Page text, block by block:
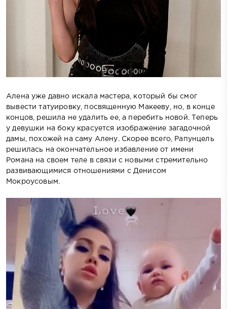
Алена уже давно искала мастера, который бы смог
вывести татуировку, посвященную Макееву, но, в конце
концов, решила не удалить ее, а перебить новой. Теперь
у девушки на боку красуется изображение загадочной
дамы, похожей на саму Алену. Скорее всего, Рапунцель
решилась на окончательное избавление от имени
Романа на своем теле в связи с новыми стремительно
развивающимися отношениями с Денисом
Мокроусовым.